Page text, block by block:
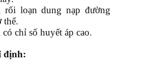
rối loạn dung nạp đường
thể.
chỉ số huyết áp cao.
định: